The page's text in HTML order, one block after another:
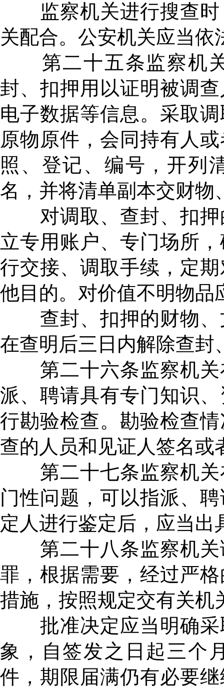
监察机关进行搜查时
关配合。公安机关应当依
第二十五条监察机关
封、扣押用以证明被调
电子数据等信息。采取
原物原件，会同持有人
照、登记、编号，开列
名，并将清单副本交财物
对调取、查封、扣押
立专用账户、专门场所
行交接、调取手续，定
他目的。对价值不明物品
查封、扣押的财物、
在查明后三日内解除查封
第二十六条监察机关
派、聘请具有专门知识
行勘验检查。勘验检查
查的人员和见证人签名或
第二十七条监察机关
门性问题，可以指派、
定人进行鉴定后，应当
第二十八条监察机关
罪，根据需要，经过严
措施，按照规定交有关机
批准决定应当明确采
象，自签发之日起三个
件，期限届满仍有必要